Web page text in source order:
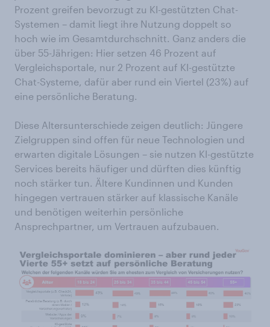
Prozent greifen bevorzugt zu KI-gestützten Chat-
Systemen – damit liegt ihre Nutzung doppelt so
hoch wie im Gesamtdurchschnitt. Ganz anders die
über 55-Jährigen: Hier setzen 46 Prozent auf
Vergleichsportale, nur 2 Prozent auf KI-gestützte
Chat-Systeme, dafür aber rund ein Viertel (23%) auf
eine persönliche Beratung.
Diese Altersunterschiede zeigen deutlich: Jüngere
Zielgruppen sind offen für neue Technologien und
erwarten digitale Lösungen – sie nutzen KI-gestützte
Services bereits häufiger und dürften dies künftig
noch stärker tun. Ältere Kundinnen und Kunden
hingegen vertrauen stärker auf klassische Kanäle
und benötigen weiterhin persönliche
Ansprechpartner, um Vertrauen aufzubauen.